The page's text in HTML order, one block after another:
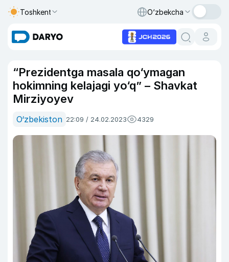
Toshkent O‘zbekcha
“Prezidentga masala qo‘ymagan
hokimning kelajagi yo‘q” – Shavkat
Mirziyoyev
O‘zbekiston 22:09 / 24.02.2023 4329